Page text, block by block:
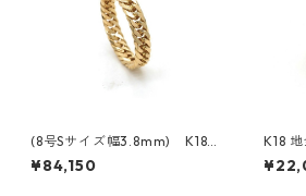
(8号Sサイズ幅3.8mm) K18
イエローゴールド 6面ダブル喜
平リング
¥84,150
K18